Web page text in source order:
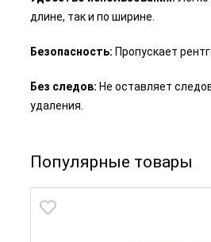
длине, так и по ширине.
Безопасность: Пропускает
Без следов: Не оставляет
удаления.
Популярные товары